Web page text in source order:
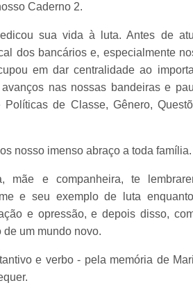
Caderno 2.
sua vida à luta. Antes de
dos bancários e, especialmente
em dar centralidade ao
nas nossas bandeiras e
de Classe, Gênero,
nosso imenso abraço a toda família.
mãe e companheira, te
e seu exemplo de luta
e opressão, e depois disso,
um mundo novo.
e verbo - pela memória de